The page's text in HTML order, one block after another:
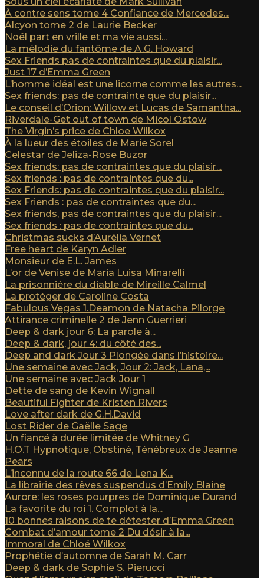
À contre sens tome 4 Confiance de Mercedes...
Alcyon tome 2 de Laurie Becker
Noël part en vrille et ma vie aussi...
La mélodie du fantôme de A.G. Howard
Sex Friends pas de contraintes que du plaisir...
Just 17 d’Emma Green
L’homme idéal est une licorne comme les autres...
Sex friends: pas de contrainte que du plaisir...
Le conseil d’Orion: Willow et Lucas de Samantha...
Riverdale-Get out of town de Micol Ostow
The Virgin’s price de Chloe Wilkox
À la lueur des étoiles de Marie Sorel
Celestar de Jeliza-Rose Buzor
Sex friends: pas de contraintes que du plaisir...
Sex friends : pas de contraintes que du...
Sex Friends: pas de contraintes que du plaisir...
Sex Friends : pas de contraintes que du...
Sex friends, pas de contraintes que du plaisir...
Sex friends : pas de contraintes que du...
Christmas sucks d’Aurélia Vernet
Free heart de Karyn Adler
Monsieur de E.L. James
L’or de Venise de Maria Luisa Minarelli
La prisonnière du diable de Mireille Calmel
La protéger de Caroline Costa
Fabulous Vegas 1.Deamon de Natacha Pilorge
Attirance criminelle 2 de Jenn Guerrieri
Deep & dark jour 6: La parole à...
Deep & dark, jour 4: du côté des...
Deep and dark Jour 3 Plongée dans l’histoire...
Une semaine avec Jack, Jour 2: Jack, Lana,...
Une semaine avec Jack Jour 1
Dette de sang de Kevin Wignall
Beautiful Fighter de Kristen Rivers
Love after dark de G.H.David
Lost Rider de Gaëlle Sage
Un fiancé à durée limitée de Whitney G
H.O.T Hypnotique, Obstiné, Ténébreux de Jeanne
Pears
L’inconnu de la route 66 de Lena K...
La librairie des rêves suspendus d’Emily Blaine
Aurore: les roses pourpres de Dominique Durand
La favorite du roi 1. Complot à la...
10 bonnes raisons de te détester d’Emma Green
Combat d’amour tome 2 Du désir à la...
Immoral de Chloé Wilkox
Prophétie d’automne de Sarah M. Carr
Deep & dark de Sophie S. Pierucci